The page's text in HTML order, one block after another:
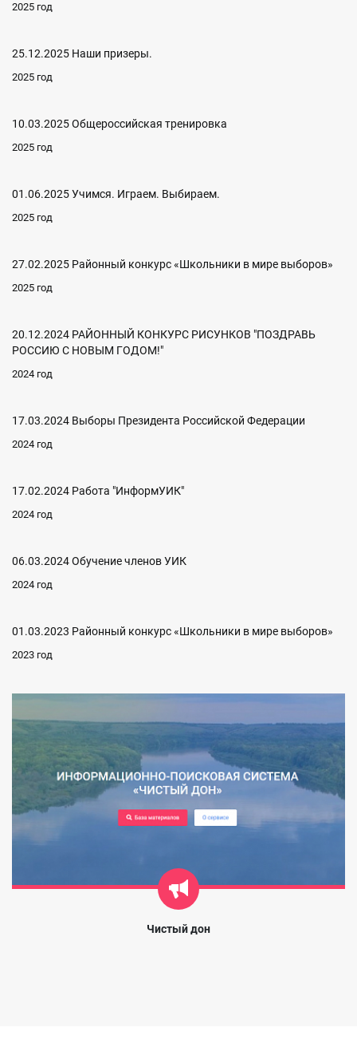
2025 год
25.12.2025 Наши призеры.
2025 год
10.03.2025 Общероссийская тренировка
2025 год
01.06.2025 Учимся. Играем. Выбираем.
2025 год
27.02.2025 Районный конкурс «Школьники в мире выборов»
2025 год
20.12.2024 РАЙОННЫЙ КОНКУРС РИСУНКОВ "ПОЗДРАВЬ
РОССИЮ С НОВЫМ ГОДОМ!"
2024 год
17.03.2024 Выборы Президента Российской Федерации
2024 год
17.02.2024 Работа "ИнформУИК"
2024 год
06.03.2024 Обучение членов УИК
2024 год
01.03.2023 Районный конкурс «Школьники в мире выборов»
2023 год
Чистый дон